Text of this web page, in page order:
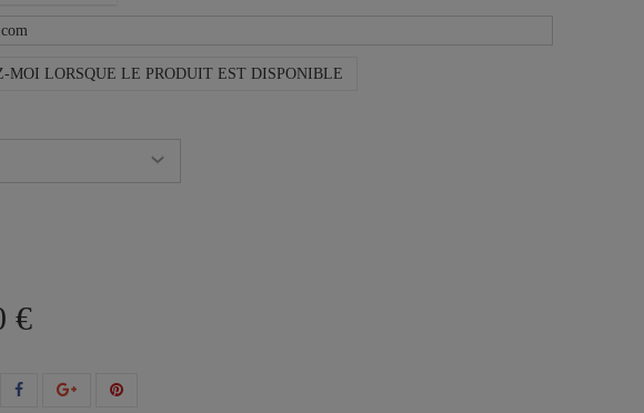
MOI LORSQUE LE PRODUIT EST DISPONIBLE
€